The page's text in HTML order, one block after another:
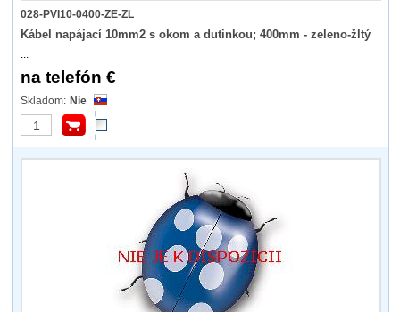
028-PVI10-0400-ZE-ZL
Kábel napájací 10mm2 s okom a dutinkou; 400mm - zeleno-žltý
...
na telefón €
Nie